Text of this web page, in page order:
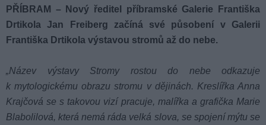
PŘÍBRAM – Nový ředitel příbramské Galerie Františka
Drtikola Jan Freiberg začíná své působení v Galerii
Františka Drtikola výstavou stromů až do nebe.
„Název výstavy Stromy rostou do nebe odkazuje
k mytologickému obrazu stromu v dějinách. Kreslířka Anna
Krajčová se s takovou vizí pracuje, malířka a grafička Marie
Blabolilová, která nemá ráda velká slova, se spojení mýtu se